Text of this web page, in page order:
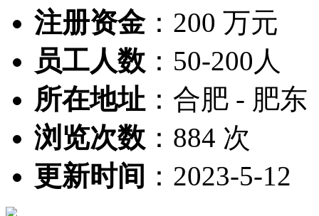
注册资金： 200 万元
员工人数 ： 50-200人
所在地址 ： 合肥 - 肥东
浏览次数 ： 884 次
更新时间 ： 2023-5-12